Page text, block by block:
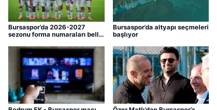
Bursaspor’da 2026-2027
sezonu forma numaraları belli
Bursaspor’da altyapı seçmeleri
başlıyor